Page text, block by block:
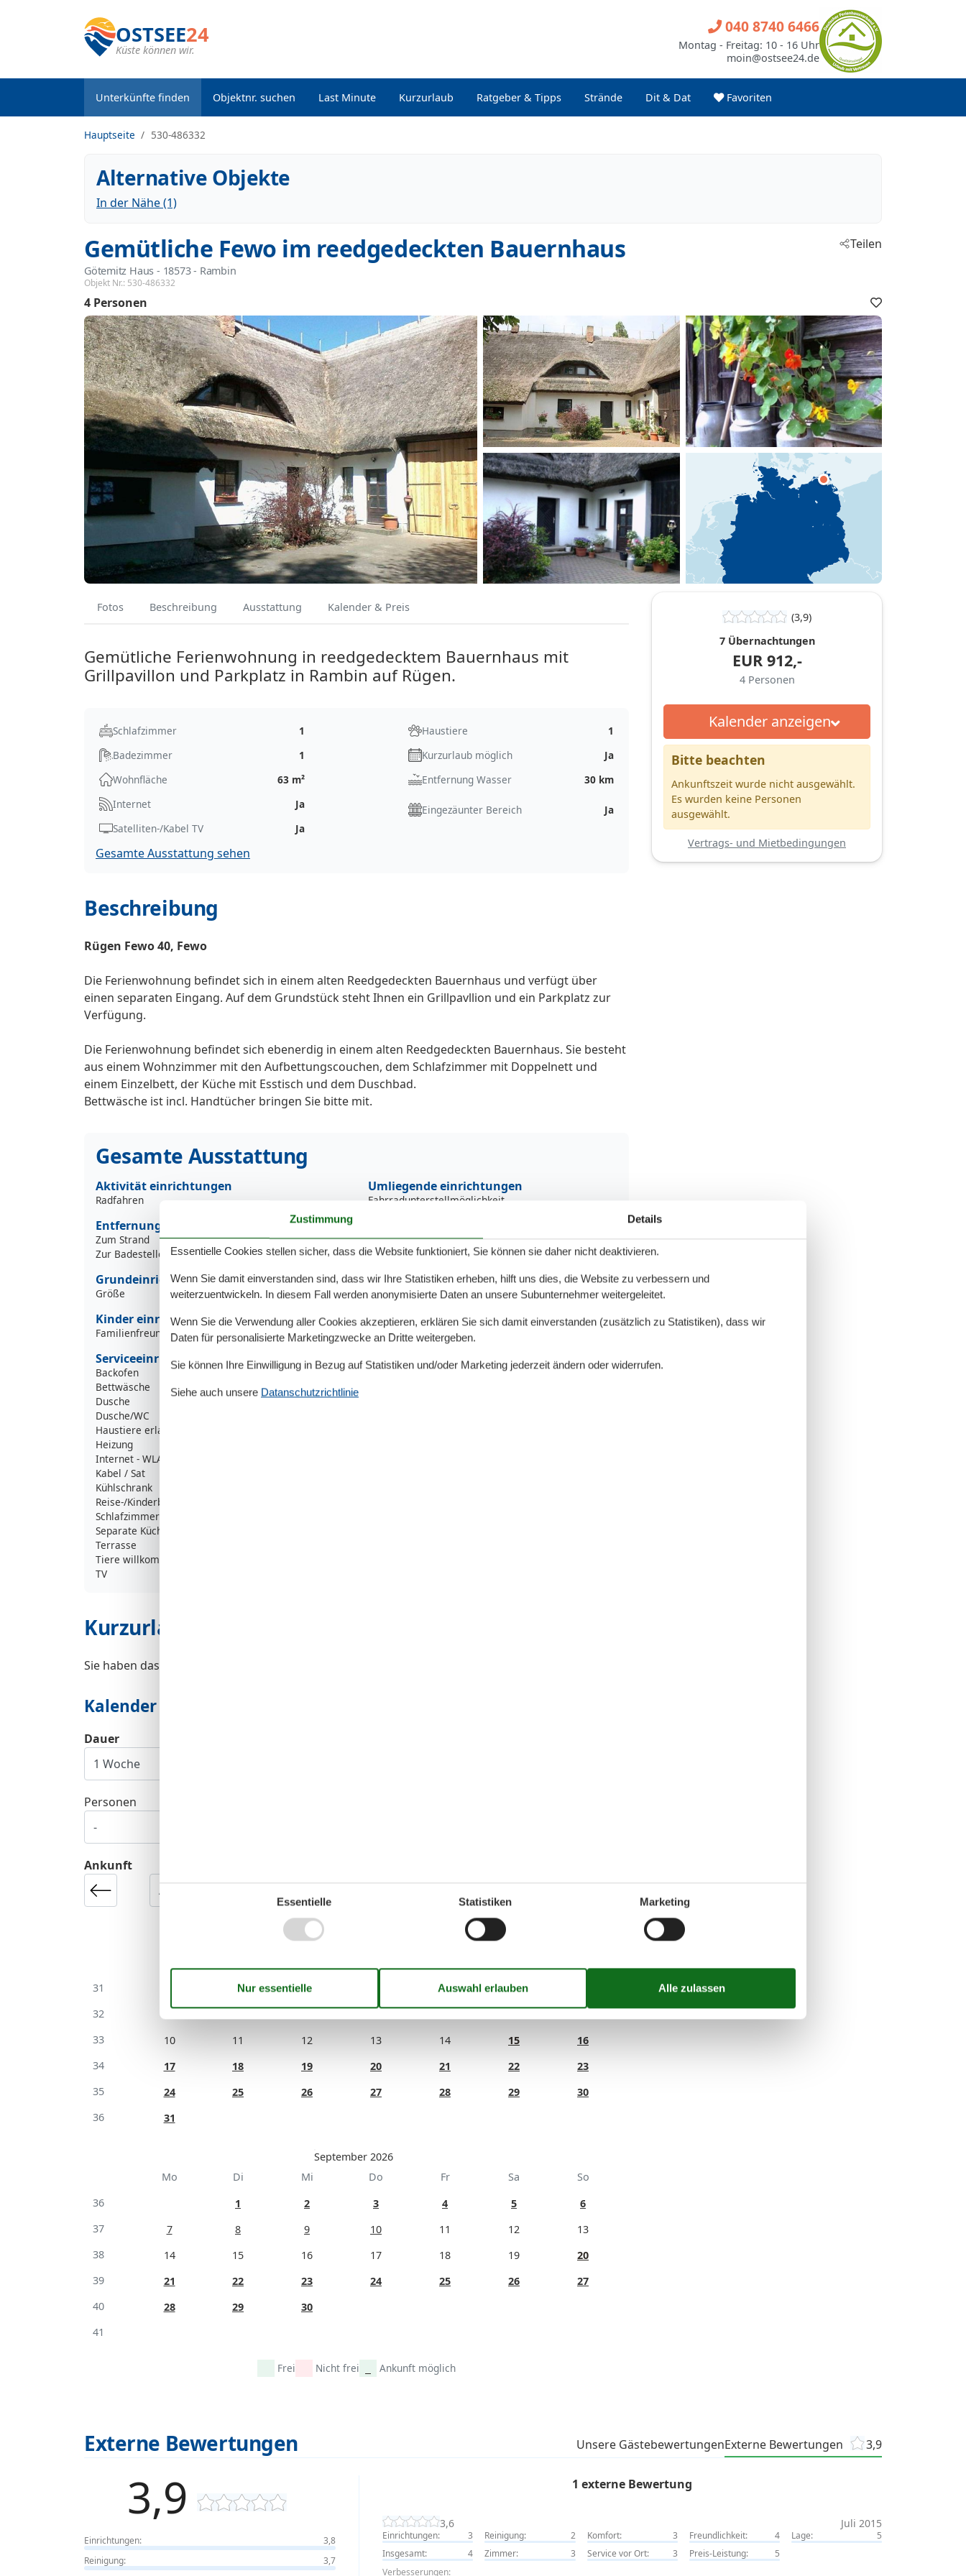
OSTSEE24
Küste können wir.
Unterkünfte finden Objektnr. suchen Last Minute Kurzurlaub Ratgeber & Tipps Strände Dit & Dat Favoriten
040 8740 6466
Montag - Freitag: 10 - 16 Uhr
moin@ostsee24.de
Hauptseite 530-486332
Alternative Objekte
In der Nähe (1)
Gemütliche Fewo im reedgedeckten Bauernhaus
Götemitz Haus - 18573 - Rambin
Objekt Nr.: 530-486332
Teilen
4 Personen
Fotos Beschreibung Ausstattung Kalender & Preis
Gemütliche Ferienwohnung in reedgedecktem Bauernhaus mit
Grillpavillon und Parkplatz in Rambin auf Rügen.
Schlafzimmer
1
Badezimmer
1
Wohnfläche
63 m²
Haustiere
1
Kurzurlaub möglich
Ja
Entfernung Wasser
30 km
Internet
Ja
Satelliten-/Kabel TV
Ja
Eingezäunter Bereich Ja
Gesamte Ausstattung sehen
Beschreibung
Rügen Fewo 40, Fewo
Die Ferienwohnung befindet sich in einem alten Reedgedeckten Bauernhaus und verfügt über
einen separaten Eingang. Auf dem Grundstück steht Ihnen ein Grillpavllion und ein Parkplatz zur
Verfügung.
Die Ferienwohnung befindet sich ebenerdig in einem alten Reedgedeckten Bauernhaus. Sie besteht
aus einem Wohnzimmer mit den Aufbettungscouchen, dem Schlafzimmer mit Doppelnett und
einem Einzelbett, der Küche mit Esstisch und dem Duschbad.
Bettwäsche ist incl. Handtücher bringen Sie bitte mit.
Gesamte Ausstattung
Aktivität einrichtungen
Radfahren
Entfernungen
Zum Strand
30 km
Zur Badestelle/Gewässer
3 km
Grundeinrichtungen
Größe 63 m²
Kinder einrichtungen
Familienfreundlich
Serviceeinrichtungen
Backofen
Bettwäsche
Dusche
Dusche/WC
Haustiere erlaubt oder auf Anfrage
Heizung
Internet - WLAN
Kabel / Sat
Kühlschrank
Reise-/Kinderbett
Schlafzimmer
Separate Küche
Terrasse
Tiere willkommen
TV
Umliegende einrichtungen
Fahrradunterstellmöglichkeit
Umzäuntes Grundstrück
Für Monteure geeignet
Grillmöglichkeit
Radfreundlich
Wanderfreundlich
Kurzurlaub
Sie haben das ganze Jahr die Möglichkeit einen Kurzurlaub zu machen.
Kalender
Ankunft
31
1
32
33
10 11 12 13 14 15
16
34
17 18 19 20 21 22
23
35
24 25 26 27 28 29
30
36
31
September 2026
Mo
Di Mi Do Fr Sa
So
36
1 2 3 4 5
6
37
7 8 9 10 11 12
13
38
14 15 16 17 18 19
20
39
21 22 23 24 25 26
27
40
28 29
30
41
Frei Nicht frei Ankunft möglich
Dauer
Personen
(3,9)
7 Übernachtungen
EUR 912,-
4 Personen
Kalender anzeigen
Bitte beachten
Ankunftszeit wurde nicht ausgewählt.
Es wurden keine Personen
ausgewählt.
Vertrags- und Mietbedingungen
Externe Bewertungen Unsere GästebewertungenExterne Bewertungen 3,9
3,9
Einrichtungen:
3,8
Reinigung:
3,7
1 externe Bewertung
3,6 Juli 2015
Einrichtungen: 3 Reinigung: 2 Komfort: 3 Freundlichkeit: 4 Lage:
5
Insgesamt:
4 Zimmer: 3 Service vor Ort: 3 Preis-Leistung:
5
Verbesserungen:
Zustimmung Details
Essentielle Cookies stellen sicher, dass die Website funktioniert, Sie können sie daher nicht deaktivieren.
Wenn Sie damit einverstanden sind, dass wir Ihre Statistiken erheben, hilft uns dies, die Website zu verbessern und
weiterzuentwickeln. In diesem Fall werden anonymisierte Daten an unsere Subunternehmer weitergeleitet.
Wenn Sie die Verwendung aller Cookies akzeptieren, erklären Sie sich damit einverstanden (zusätzlich zu Statistiken), dass wir
Daten für personalisierte Marketingzwecke an Dritte weitergeben.
Sie können Ihre Einwilligung in Bezug auf Statistiken und/oder Marketing jederzeit ändern oder widerrufen.
Siehe auch unsere Datanschutzrichtlinie
Essentielle Statistiken Marketing